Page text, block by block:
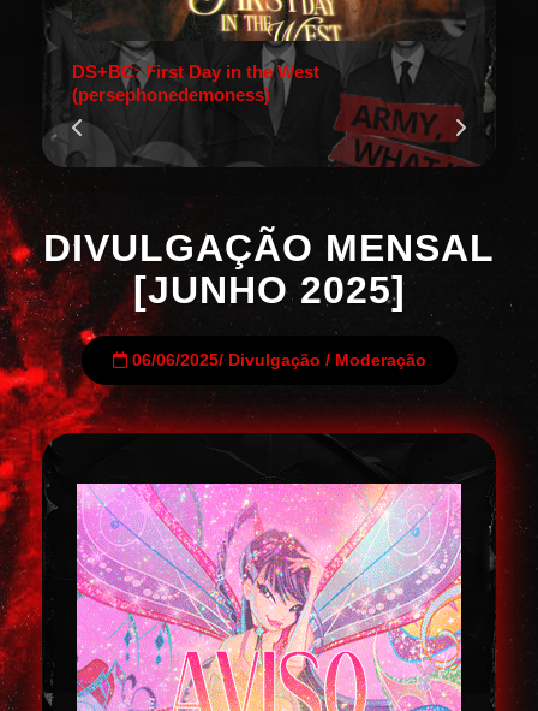
DS+BC: First Day in the West
(persephonedemoness)
DIVULGAÇÃO MENSAL
[JUNHO 2025]
06/06/2025/ Divulgação / Moderação